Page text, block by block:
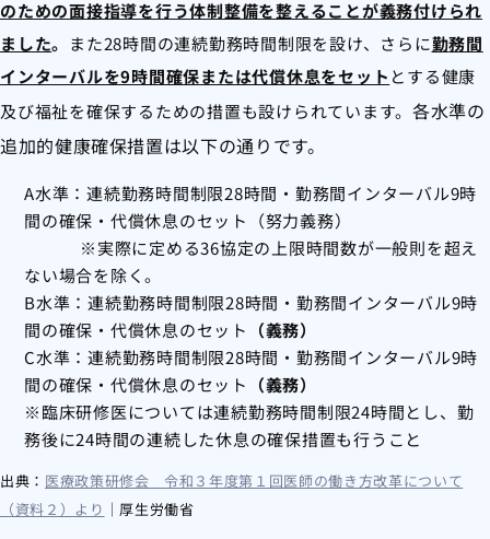
のための面接指導を行う体制整備を整えることが義務付けられ
ました。 また28時間の連続勤務時間制限を設け、さらに勤務間
インターバルを9時間確保または代償休息をセット とする健康
及び福祉を確保するための措置も設けられています。 各水準の
追加的健康確保措置は以下の通りです。
A水準：連続勤務時間制限28時間・勤務間インターバル9時
間の確保・代償休息のセット（努力義務）
※実際に定める36協定の上限時間数が一般則を超え
ない場合を除く。
B水準：連続勤務時間制限28時間・勤務間インターバル9時
間の確保・代償休息のセット
（義務）
C水準：連続勤務時間制限28時間・勤務間インターバル9時
間の確保・代償休息のセット
（義務）
※臨床研修医については連続勤務時間制限24時間とし、勤
務後に24時間の連続した休息の確保措置も行うこと
出典： 医療政策研修会 令和３年度第１回医師の働き方改革について
（資料２）より ｜厚生労働省